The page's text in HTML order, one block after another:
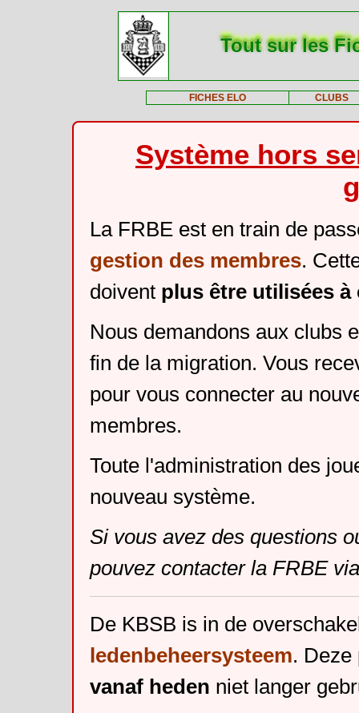
Tout sur les
FICHES ELO CLUBS
Système hors
La FRBE est en train de
gestion des membres.
doivent plus être utilisées
Nous demandons aux clubs
fin de la migration. Vous
pour vous connecter au
membres.
Toute l'administration des
nouveau système.
Si vous avez des questions
pouvez contacter la FRBE
De KBSB is in de
ledenbeheersysteem. Deze
vanaf heden niet langer